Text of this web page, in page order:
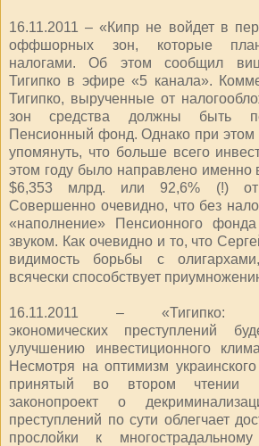
16.11.2011 – «Кипр не войдет в
оффшорных зон, которые
налогами. Об этом сообщил
Тигипко в эфире «5 канала».
Тигипко, вырученные от
зон средства должны быть
Пенсионный фонд. Однако при
упомянуть, что больше всего
этом году было направлено
$6,353 млрд. или 92,6% (!)
Совершенно очевидно, что без
«наполнение» Пенсионного
звуком. Как очевидно и то, что
видимость борьбы с
всячески способствует
16.11.2011 – «Тигипко:
экономических преступлений
улучшению инвестиционного
Несмотря на оптимизм
принятый во втором чтении
законопроект о
преступлений по сути облегчает
прослойки к многострадальному